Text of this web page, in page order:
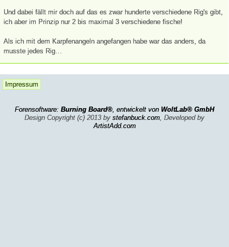
Und dabei fällt mir doch auf das es zwar hunderte verschiedene Rig's gibt,
ich aber im Prinzip nur 2 bis maximal 3 verschiedene fische!
Als ich mit dem Karpfenangeln angefangen habe war das anders, da
musste jedes Rig…
Impressum
Forensoftware: Burning Board®, entwickelt von WoltLab® GmbH
Design Copyright (c) 2013 by stefanbuck.com, Developed by
ArtistAdd.com